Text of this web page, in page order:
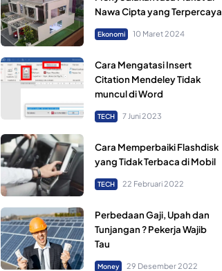
Nawa Cipta yang Terpercaya
Ekonomi 10 Maret 2024
Cara Mengatasi Insert
Citation Mendeley Tidak
muncul di Word
TECH 7 Juni 2023
Cara Memperbaiki Flashdisk
yang Tidak Terbaca di Mobil
TECH 22 Februari 2022
Perbedaan Gaji, Upah dan
Tunjangan ? Pekerja Wajib
Tau
Money 29 Desember 2022